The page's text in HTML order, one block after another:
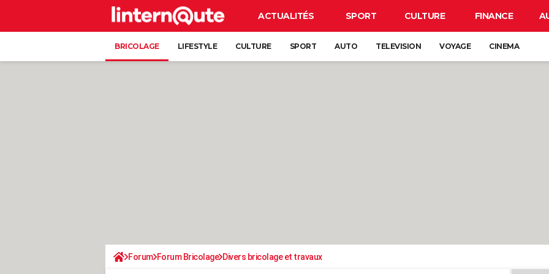
ACTUALITÉS SPORT CULTURE FINANCE
BRICOLAGE LIFESTYLE CULTURE SPORT AUTO TELEVISION VOYAGE CINEMA
Forum Forum Bricolage Divers bricolage et travaux